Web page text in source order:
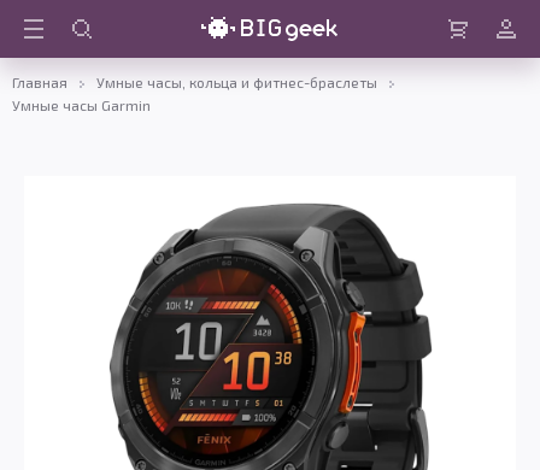
Войти
Главная
Умные часы, кольца и фитнес-браслеты
Умные часы Garmin